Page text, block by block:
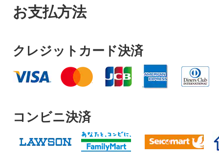
お支払方法
クレジットカード決済
コンビニ決済